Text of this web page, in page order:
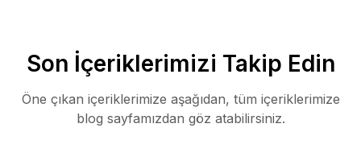
Son İçeriklerimizi Takip Edin
Öne çıkan içeriklerimize aşağıdan, tüm içeriklerimize
blog sayfamızdan göz atabilirsiniz.